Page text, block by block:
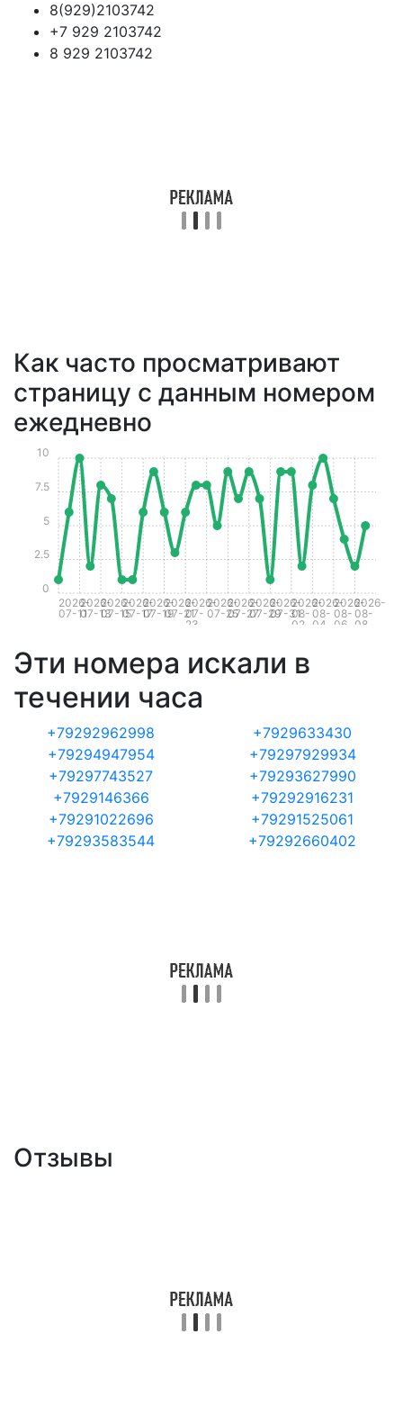
8(929)2103742
+7 929 2103742
8 929 2103742
Как часто просматривают
страницу с данным номером
ежедневно
2026-
07-11
2026-
07-13
2026-
07-15
2026-
07-17
2026-
07-19
2026-
07-21
2026-
07-
23
2026-
07-25
2026-
07-27
2026-
07-29
2026-
07-31
2026-
08-
02
2026-
08-
04
2026-
08-
06
2026-
08-
08
0
2.5
5
7.5
10
Эти номера искали в
течении часа
+79292962998
+7929633430
+79294947954
+79297929934
+79297743527
+79293627990
+7929146366
+79292916231
+79291022696
+79291525061
+79293583544
+79292660402
Отзывы